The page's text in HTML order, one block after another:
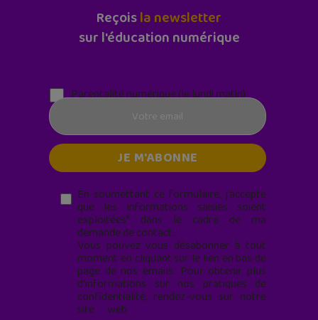
Reçoisla newsletter
sur l'éducation numérique
Parentalité numérique (le lundi matin)
En soumettant ce formulaire, j’accepte
que les informations saisies soient
exploitées* dans le cadre de ma
demande de contact.
Vous pouvez vous désabonner à tout
moment en cliquant sur le lien en bas de
page de nos emails. Pour obtenir plus
d'informations sur nos pratiques de
confidentialité, rendez-vous sur notre
site web